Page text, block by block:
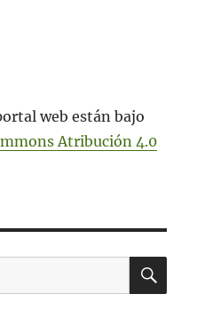
web están bajo
Atribución 4.0